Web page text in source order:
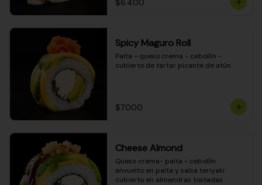
$6.400
Spicy Maguro Roll
Palta - queso crema - cebollín -
cubierto de tartar picante de atún
$7.000
Cheese Almond
Queso crema- palta - cebollín
envuelto en palta y salsa teriyaki
cubierto en almendras tostadas